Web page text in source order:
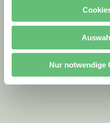
Nur notwendige